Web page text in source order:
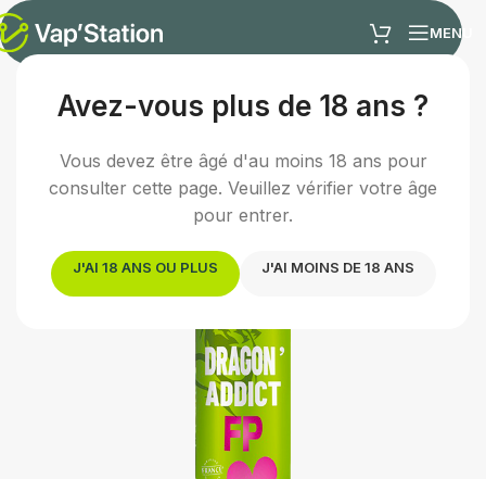
Avez-vous plus de 18 ans ?
Vous devez être âgé d'au moins 18 ans pour
consulter cette page. Veuillez vérifier votre âge
pour entrer.
J'AI 18 ANS OU PLUS J'AI MOINS DE 18 ANS
MENU
Accueil /E-liquides/E-liquide fruité